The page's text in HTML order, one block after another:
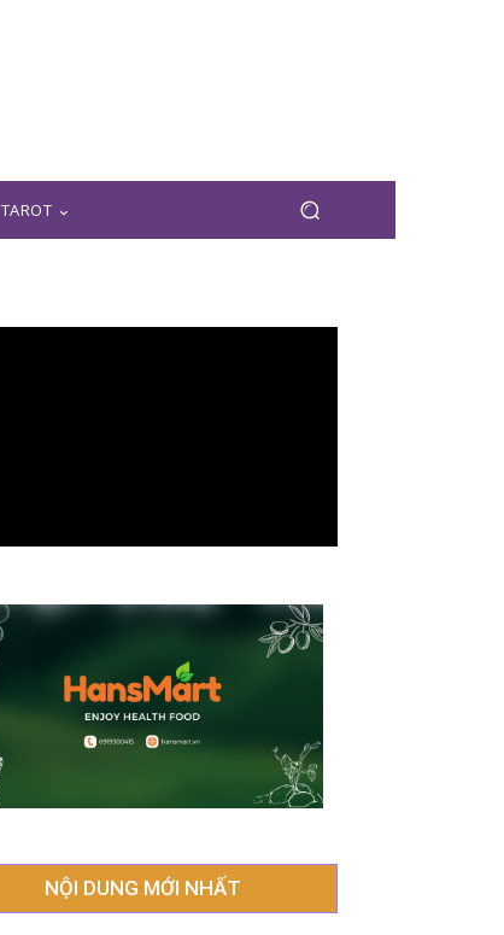
TAROT
NỘI DUNG MỚI NHẤT